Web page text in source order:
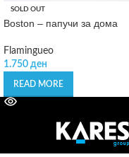
SOLD OUT
Boston – папучи за дома
Flamingueo
1.750 ден
READ MORE